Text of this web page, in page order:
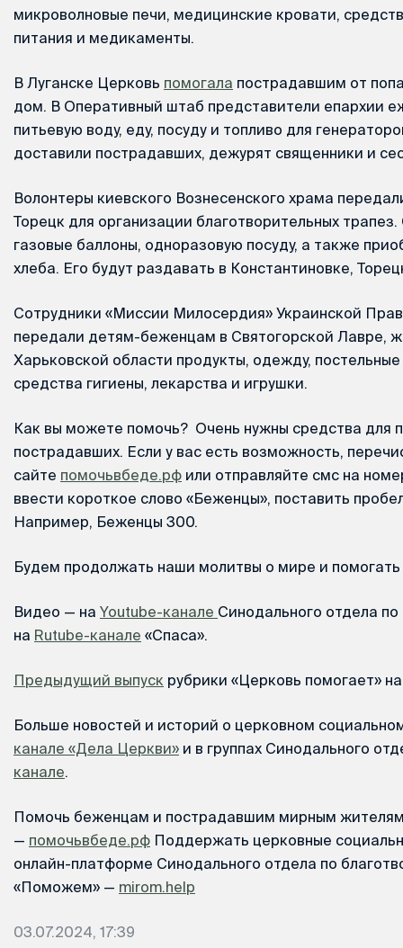
микроволновые печи, медицинские кровати,
питания и медикаменты.
В Луганске Церковь помогала пострадавшим от
дом. В Оперативный штаб представители епархии
питьевую воду, еду, посуду и топливо для
доставили пострадавших, дежурят священники и
Волонтеры киевского Вознесенского храма
Торецк для организации благотворительных
газовые баллоны, одноразовую посуду, а также
хлеба. Его будут раздавать в Константиновке,
Сотрудники «Миссии Милосердия» Украинской
передали детям-беженцам в Святогорской Лавре,
Харьковской области продукты, одежду,
средства гигиены, лекарства и игрушки.
Как вы можете помочь? Очень нужны средства для
пострадавших. Если у вас есть возможность,
сайте помочьвбеде.рф или отправляйте смс на
ввести короткое слово «Беженцы», поставить
Например, Беженцы 300.
Будем продолжать наши молитвы о мире и
Видео — на Youtube-канале Синодального отдела
на Rutube-канале «Спаса».
Предыдущий выпуск рубрики «Церковь помогает»
Больше новостей и историй о церковном
канале «Дела Церкви» и в группах Синодального
канале.
Помочь беженцам и пострадавшим мирным
— помочьвбеде.рф Поддержать церковные
онлайн-платформе Синодального отдела по
«Поможем» — mirom.help
03.07.2024, 17:39